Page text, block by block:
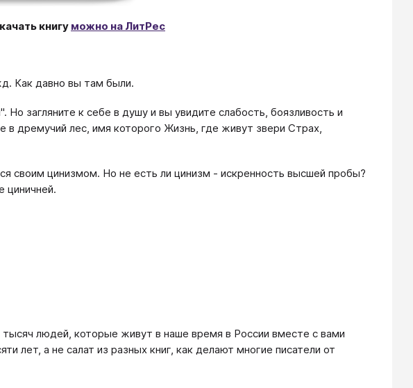
книгу можно на ЛитРес
Как давно вы там были.
загляните к себе в душу и вы увидите слабость, боязливость и
в дремучий лес, имя которого Жизнь, где живут звери Страх,
своим цинизмом. Но не есть ли цинизм - искренность высшей пробы?
циничней.
людей, которые живут в наше время в России вместе с вами
лет, а не салат из разных книг, как делают многие писатели от